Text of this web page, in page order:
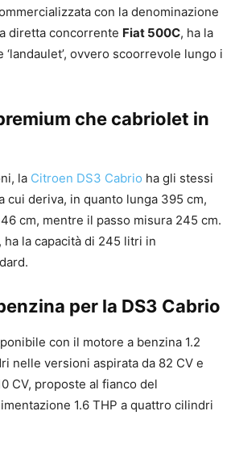
con la denominazione
diretta concorrente Fiat 500C, ha la
ovvero scoorrevole lungo i
che cabriolet in
la Citroen DS3 Cabrio ha gli stessi
cui deriva, in quanto lunga 395 cm,
cm, mentre il passo misura 245 cm.
ha la capacità di 245 litri in
per la DS3 Cabrio
con il motore a benzina 1.2
nelle versioni aspirata da 82 CV e
CV, proposte al fianco del
1.6 THP a quattro cilindri